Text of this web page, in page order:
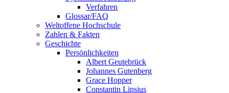
Verfahren
Glossar/FAQ
Weltoffene Hochschule
Zahlen & Fakten
Geschichte
Persönlichkeiten
Albert Geutebrück
Johannes Gutenberg
Grace Hopper
Constantin Lipsius